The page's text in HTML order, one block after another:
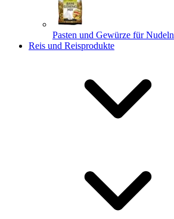
Pasten und Gewürze für Nudeln
Reis und Reisprodukte